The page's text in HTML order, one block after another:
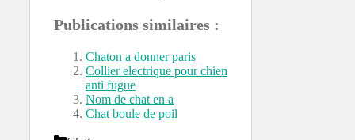
Publications similaires :
Chaton a donner paris
Collier electrique pour chien
anti fugue
Nom de chat en a
Chat boule de poil